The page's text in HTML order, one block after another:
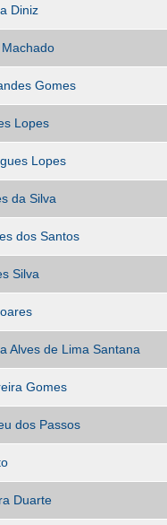
Diniz
Gomes
Lopes
Lopes
da Silva
dos Santos
Silva
Alves de Lima Santana
Gomes
dos Passos
Duarte